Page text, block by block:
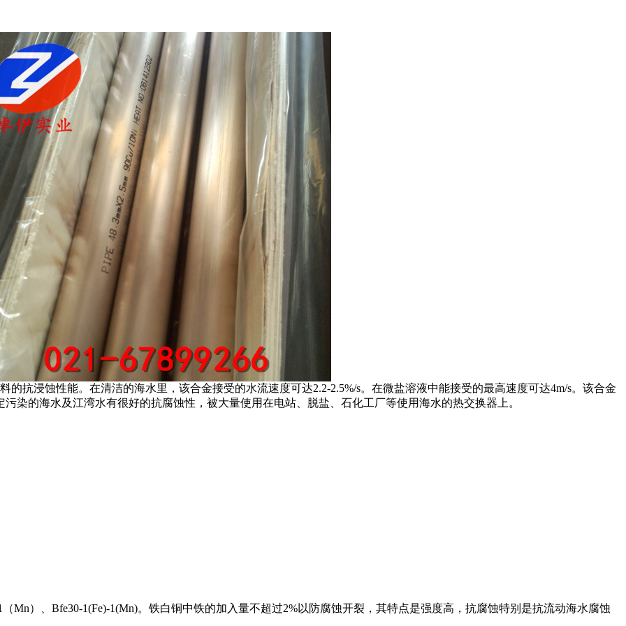
的抗浸蚀性能。在清洁的海水里，该合金接受的水流速度可达2.2-2.5%/s。在微盐溶液中能接受的最高速度可达4m/s。该合金
染的海水及江湾水有很好的抗腐蚀性，被大量使用在电站、脱盐、石化工厂等使用海水的热交换器上。
（Mn）、Bfe30-1(Fe)-1(Mn)。铁白铜中铁的加入量不超过2%以防腐蚀开裂，其特点是强度高，抗腐蚀特别是抗流动海水腐蚀